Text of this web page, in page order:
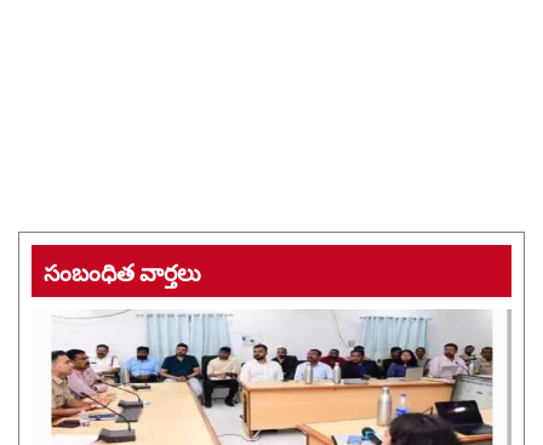
సంబంధిత వార్తలు